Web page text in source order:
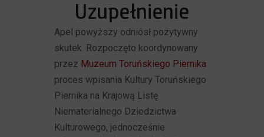
Uzupełnienie
Apel powyższy odniósł pozytywny
skutek. Rozpoczęto koordynowany
przez Muzeum Toruńskiego Piernika
proces wpisania Kultury Toruńskiego
Piernika na Krajową Listę
Niematerialnego Dziedzictwa
Kulturowego, jednocześnie